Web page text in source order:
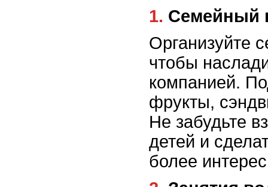
1.
Организуйте
чтобы
компанией.
фрукты,
Не забудьте
детей и
более